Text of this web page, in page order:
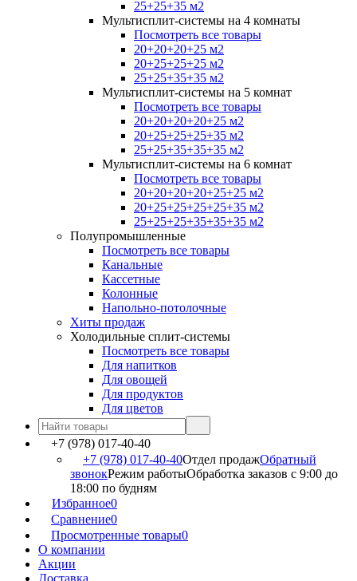
25+25+35 м2
Мультисплит-системы на 4 комнаты
Посмотреть все товары
20+20+20+25 м2
20+25+25+25 м2
25+25+35+35 м2
Мультисплит-системы на 5 комнат
Посмотреть все товары
20+20+20+20+25 м2
20+25+25+25+35 м2
25+25+35+35+35 м2
Мультисплит-системы на 6 комнат
Посмотреть все товары
20+20+20+20+25+25 м2
20+25+25+25+25+35 м2
25+25+25+35+35+35 м2
Полупромышленные
Посмотреть все товары
Канальные
Кассетные
Колонные
Напольно-потолочные
Хиты продаж
Холодильные сплит-системы
Посмотреть все товары
Для напитков
Для овощей
Для продуктов
Для цветов
+7 (978) 017-40-40
+7 (978) 017-40-40Отдел продажОбратный
звонокРежим работыОбработка заказов с 9:00 до
18:00 по будням
Избранное0
Сравнение0
Просмотренные товары0
О компании
Акции
Доставка